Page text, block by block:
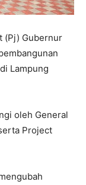
(Pj) Gubernur
Lampung
oleh General
Project